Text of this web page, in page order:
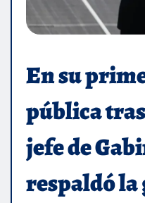
En su
pública
jefe de
respaldó la